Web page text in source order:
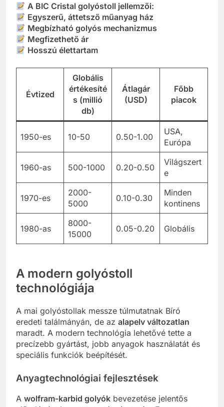
A BIC Cristal golyóstoll jellemzői:
Egyszerű, áttetsző műanyag ház
Megbízható golyós mechanizmus
Megfizethető ár
Hosszú élettartam
Évtized
Globális
értékesíté
s (millió
db)
Átlagár
(USD)
Főbb
piacok
1950-es 10-50 0.50-1.00
USA,
Európa
1960-as 500-1000 0.20-0.50
Világszert
e
1970-es
2000-
5000
0.10-0.30
Minden
kontinens
1980-as
8000-
15000
0.05-0.20 Globális
A modern golyóstoll
technológiája
A mai golyóstollak messze túlmutatnak Bíró
eredeti találmányán, de az alapelv változatlan
maradt. A modern technológia lehetővé tette a
precízebb gyártást, jobb anyagok használatát és
speciális funkciók beépítését.
Anyagtechnológiai fejlesztések
A wolfram-karbid golyók bevezetése jelentős